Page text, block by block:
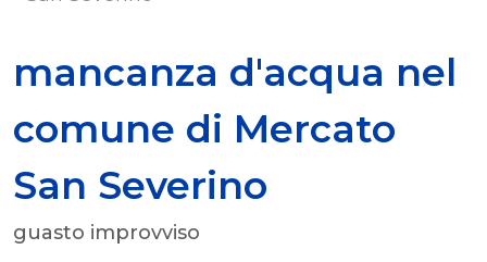
mancanza d'acqua nel
comune di Mercato
San Severino
guasto improvviso